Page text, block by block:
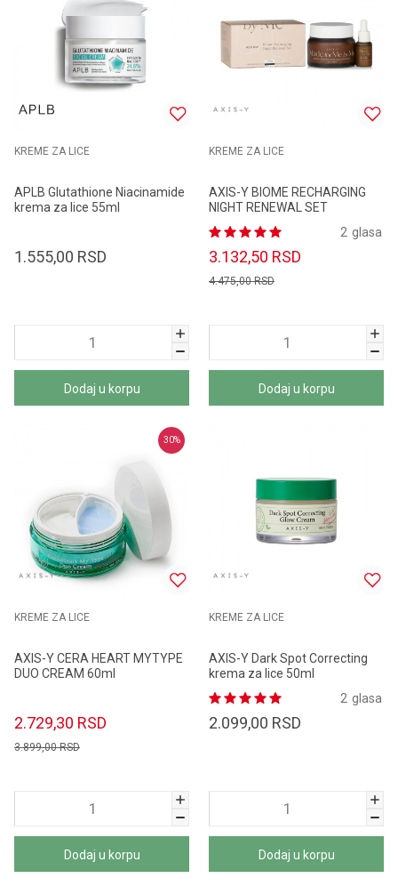
KREME ZA LICE
APLB Glutathione Niacinamide
krema za lice 55ml
1.555,00 RSD
Dodaj u korpu
KREME ZA LICE
AXIS-Y BIOME RECHARGING
NIGHT RENEWAL SET
glasa
2
3.132,50 RSD
4.475,00RSD
Dodaj u korpu
30%
KREME ZA LICE
AXIS-Y CERA HEART MYTYPE
DUO CREAM 60ml
2.729,30 RSD
3.899,00RSD
Dodaj u korpu
KREME ZA LICE
AXIS-Y Dark Spot Correcting
krema za lice 50ml
glasa
2
2.099,00 RSD
Dodaj u korpu